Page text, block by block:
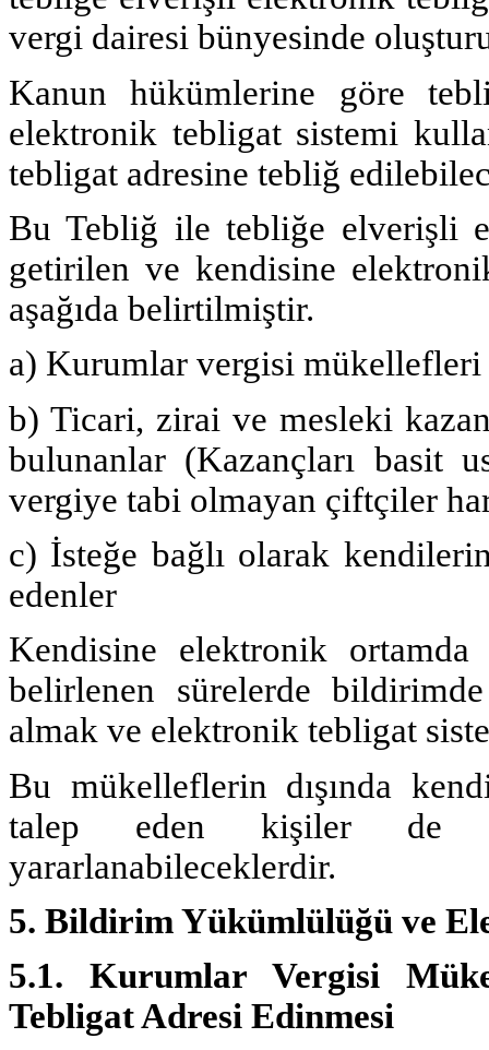
vergi dairesi bünyesinde
Kanun hükümlerine göre
elektronik tebligat sistemi
tebligat adresine tebliğ
Bu Tebliğ ile tebliğe elverişli
getirilen ve kendisine
aşağıda belirtilmiştir.
a) Kurumlar vergisi mükellefleri
b) Ticari, zirai ve mesleki
bulunanlar (Kazançları basit
vergiye tabi olmayan çiftçiler
c) İsteğe bağlı olarak
edenler
Kendisine elektronik
belirlenen sürelerde
almak ve elektronik tebligat
Bu mükelleflerin dışında
talep eden kişiler de
yararlanabileceklerdir.
5. Bildirim Yükümlülüğü ve
5.1. Kurumlar Vergisi
Tebligat Adresi Edinmesi